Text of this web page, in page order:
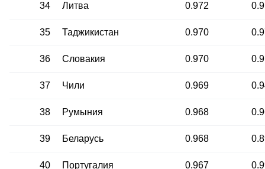
34 Литва 0.972
35 Таджикистан 0.970
36 Словакия 0.970
37 Чили 0.969
38 Румыния 0.968
39 Беларусь 0.968
40 Португалия 0.967